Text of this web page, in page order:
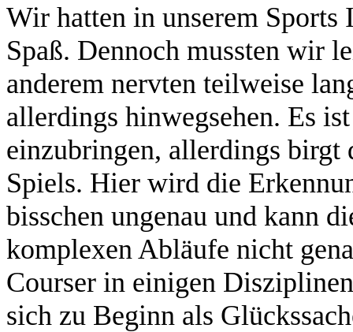
Wir hatten in unserem Sports
Spaß. Dennoch mussten wir
anderem nervten teilweise
allerdings hinwegsehen. Es
einzubringen, allerdings birgt
Spiels. Hier wird die
bisschen ungenau und kann
komplexen Abläufe nicht
Courser in einigen
sich zu Beginn als